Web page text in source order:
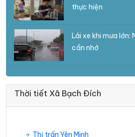
thực hiện
Lái xe khi mưa
cần nhớ
Thời tiết Xã Bạch Đích
Thị trấn Yên Minh